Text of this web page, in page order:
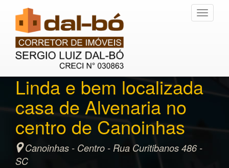
Toggle
Linda e bem localizada
casa de Alvenaria no
centro de Canoinhas
Canoinhas - Centro - Rua Curitibanos 486 -
SC